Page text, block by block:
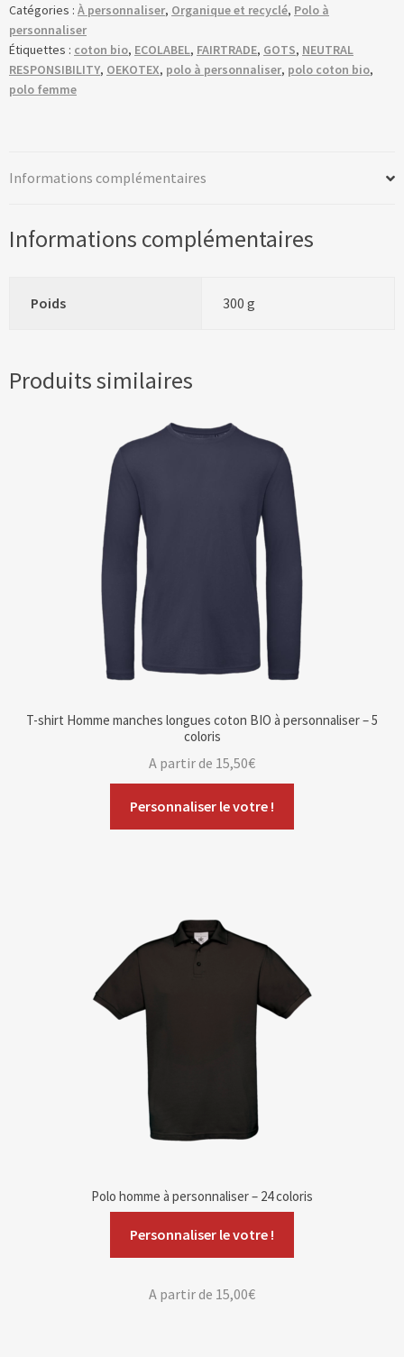
Catégories : À personnaliser, Organique et recyclé, Polo à
personnaliser
Étiquettes : coton bio, ECOLABEL, FAIRTRADE, GOTS, NEUTRAL
RESPONSIBILITY, OEKOTEX, polo à personnaliser, polo coton bio,
polo femme
Informations complémentaires
Informations complémentaires
Poids 300 g
Produits similaires
T-shirt Homme manches longues coton BIO à personnaliser – 5
coloris
Personnaliser le votre !
A partir de 15,50€
Polo homme à personnaliser – 24 coloris
Personnaliser le votre !
A partir de 15,00€